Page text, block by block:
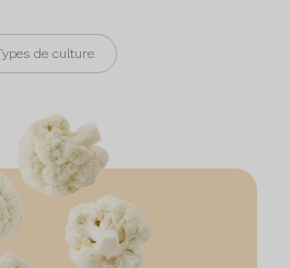
de culture